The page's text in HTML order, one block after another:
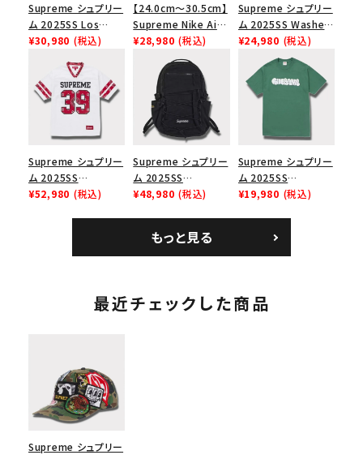
Supreme シュプリー
ム 2025SS Los
Angeles Fire Relief
イヤーリリーフボック
スロゴTシャツ ホワ
イト 白
¥30,980 (税込)
【24.0cm～30.5cm】
Supreme Nike Air
Force 1 Low シュプ
リーム ナイキエアフォ
ース１スニーカー シ
ューズ ホワイト
¥28,980 (税込)
Supreme シュプリー
ム 2025SS Washed
Chino Twill Camp
Cap ウォッシュチノツ
イルキャンプキャップ
ブラック 黒
¥24,980 (税込)
Supreme シュプリー
ム 2025SS
Bandana Football
¥52,980 (税込)
Supreme シュプリー
ム 2025SS
Backpack バックパッ
¥48,980 (税込)
Supreme シュプリー
ム 2025SS
Homerun Tee ホー
¥19,980 (税込)
もっと見る
最近チェックした商品
Supreme シュプリー